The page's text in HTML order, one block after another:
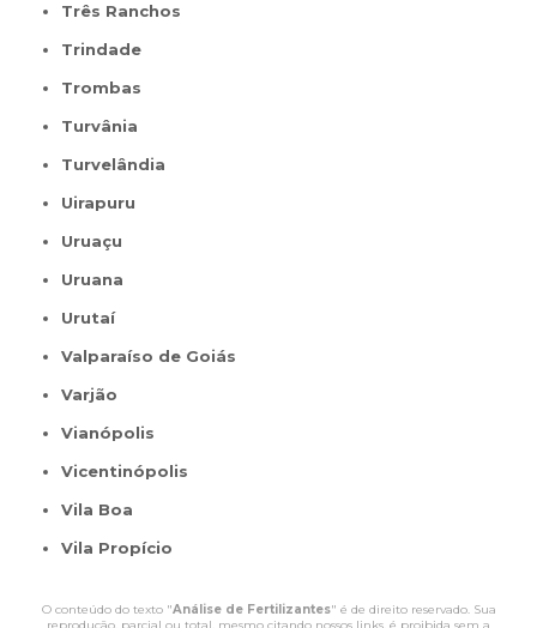
Três Ranchos
Trindade
Trombas
Turvânia
Turvelândia
Uirapuru
Uruaçu
Uruana
Urutaí
Valparaíso de Goiás
Varjão
Vianópolis
Vicentinópolis
Vila Boa
Vila Propício
O conteúdo do texto "Análise de Fertilizantes" é de direito reservado. Sua